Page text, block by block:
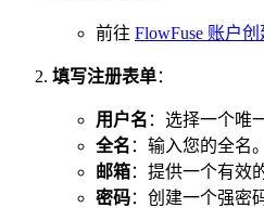
前往 FlowFuse 账户创
填写注册表单：
用户名 ：选择一个唯
全名 ：输入您的全名。
邮箱：提供一个有效
密码：创建一个强密